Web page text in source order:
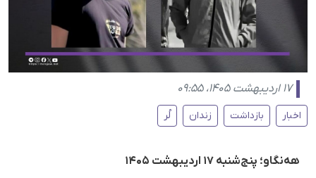
۱۷ اردیبهشت ۱۴۰۵، ۰۹:۵۵
اخبار بازداشت زندان لُر
هه‌نگاو؛ پنج‌شنبه ۱۷ اردیبهشت ۱۴۰۵